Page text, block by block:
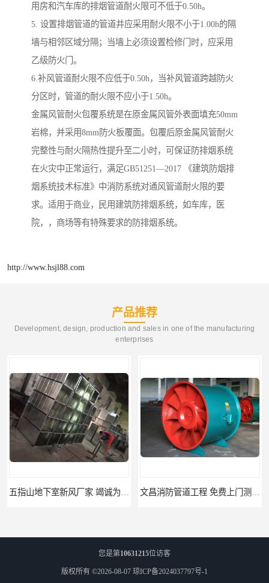
用房和汽车库的排烟管道耐火限可不低于0.50h。
5. 设置排烟管道的管道井应采用耐火限不小于1.00h的隔
墙与相邻区域分隔；当墙上必须设置检修门时，应采用
乙级防火门。
6.补风管道耐火限不应低于0.50h，当补风管道跨越防火
分区时，管道的耐火限不应小于1.50h。
金属风管耐火包覆系统是在原金属风管外表面填充50mm
岩棉，并采用8mm防火板覆面。包覆后原金属风管耐火
完整性与耐火隔热性提升至二小时，可保证防排烟系统
在火灾中正常运行，满足GB51251—2017 《建筑防烟排
烟系统技术标准》中消防系统对通风管道耐火限的要
求。适用于商业，民用建筑防排烟系统，如车库，医
院，，商场等有特殊要求的防排烟系统。
http://www.hsjl88.com
产品推荐
Development, design, production and sales in one of the manufacturing
enterprises
您是第10631215位访客
版权所有 ©2026-08-07 琼ICP备2024037797号-1